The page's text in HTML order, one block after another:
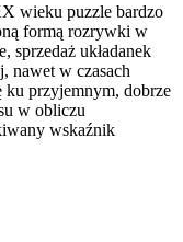
wieku puzzle bardzo
formą rozrywki w
sprzedaż układanek
nawet w czasach
ku przyjemnym, dobrze
w obliczu
wskaźnik